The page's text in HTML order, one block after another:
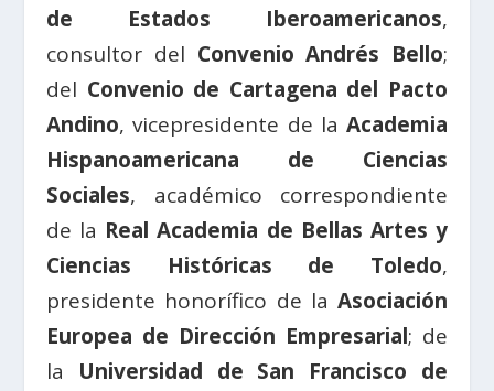
de Estados Iberoamericanos,
consultor del Convenio Andrés Bello;
del Convenio de Cartagena del Pacto
Andino, vicepresidente de la Academia
Hispanoamericana de Ciencias
Sociales, académico correspondiente
de la Real Academia de Bellas Artes y
Ciencias Históricas de Toledo,
presidente honorífico de la Asociación
Europea de Dirección Empresarial; de
la Universidad de San Francisco de